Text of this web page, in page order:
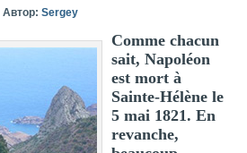
|Автор: Sergey
Comme chacun
sait, Napoléon
est mort à
Sainte-Hélène le
5 mai 1821. En
revanche,